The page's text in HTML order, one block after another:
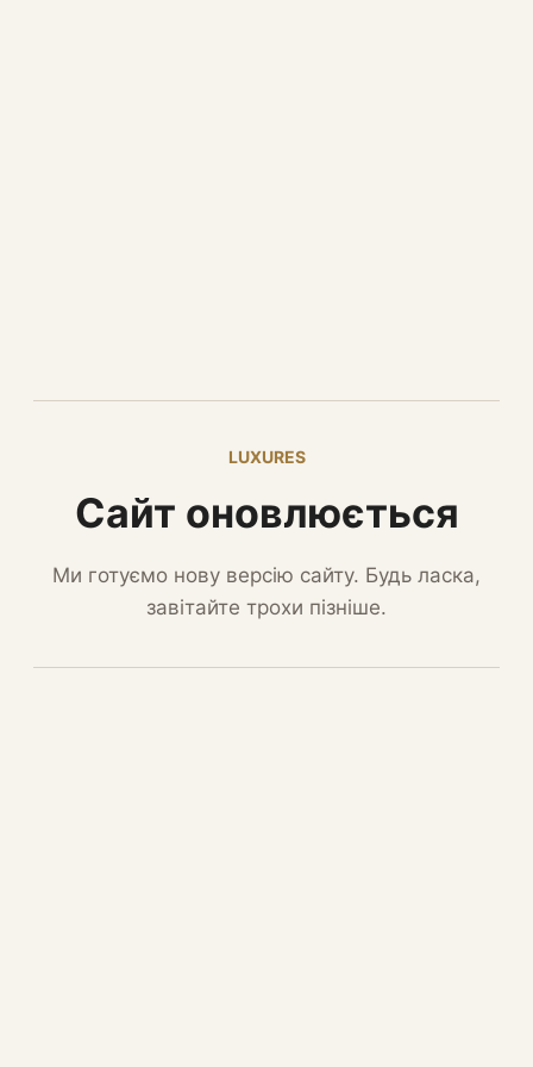
LUXURES
Сайт оновлюється
Ми готуємо нову версію сайту. Будь ласка,
завітайте трохи пізніше.